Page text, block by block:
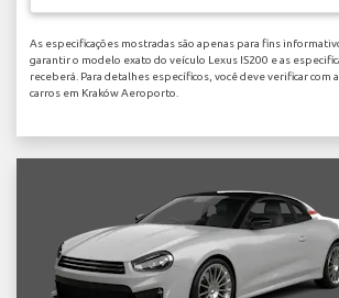
As especificações mostradas são apenas para fins
garantir o modelo exato do veículo Lexus IS200 e as
receberá. Para detalhes específicos, você deve verificar com
carros em Kraków Aeroporto.